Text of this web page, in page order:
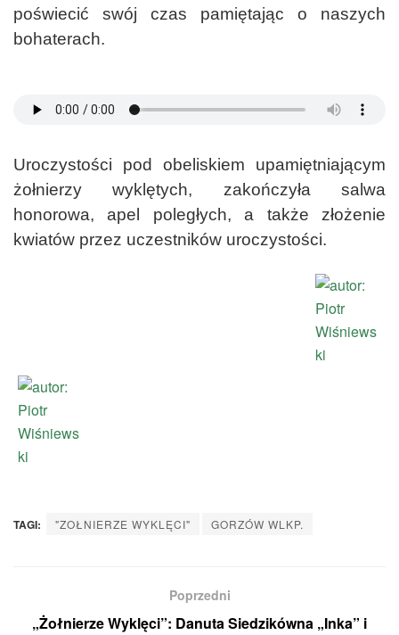
poświecić swój czas pamiętając o naszych
bohaterach.
Uroczystości pod obeliskiem upamiętniającym
żołnierzy wyklętych, zakończyła salwa
honorowa, apel poległych, a także złożenie
kwiatów przez uczestników uroczystości.
TAGI: "ZOŁNIERZE WYKLĘCI" GORZÓW WLKP.
Poprzedni
„Żołnierze Wyklęci”: Danuta Siedzikówna „Inka” i